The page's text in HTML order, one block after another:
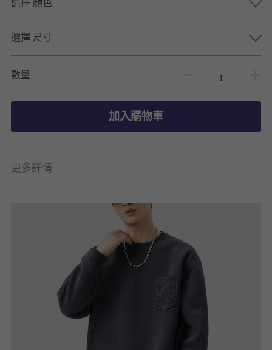
選擇 顏色
選擇 尺寸
數量
加入購物車
更多詳情
男士長袖恤衫
男士短袖恤衫